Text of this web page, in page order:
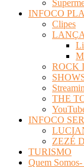
INFOCO
Clipes
ROCK
THE
INFOCO
ZEZÉ
TURISMO
Quem